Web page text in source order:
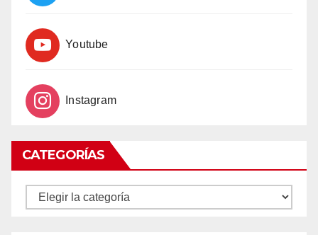
Youtube
Instagram
CATEGORÍAS
CATEGORÍAS